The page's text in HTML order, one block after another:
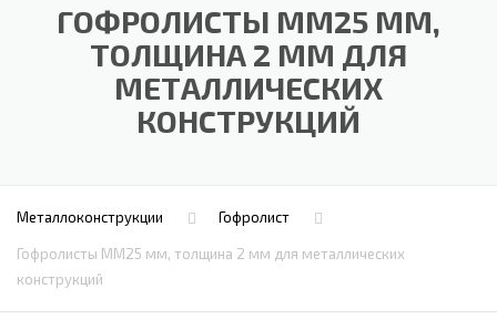
ГОФРОЛИСТЫ ММ25 ММ,
ТОЛЩИНА 2 ММ ДЛЯ
МЕТАЛЛИЧЕСКИХ
КОНСТРУКЦИЙ
Металлоконструкции Гофролист
Гофролисты ММ25 мм, толщина 2 мм для металлических
конструкций